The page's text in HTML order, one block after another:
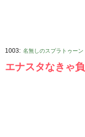
1003: 名無しのスプラトゥーン
エナスタなきゃ